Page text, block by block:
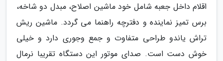
اقلام داخل جعبه شامل خود ماشین اصلاح، مبدل دو شاخه،
برس تمیز نماینده و دفترچه راهنما می گردد. ماشین ریش
تراش یاندو طراحی متفاوت و جمع وجوری دارد و خیلی
خوش دست است. صدای موتور این دستگاه تقریبا نرمال